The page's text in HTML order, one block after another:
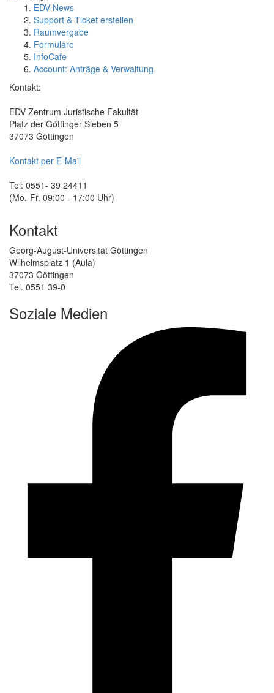
EDV-News
Support & Ticket erstellen
Raumvergabe
Formulare
InfoCafe
Account: Anträge & Verwaltung
Kontakt:
EDV-Zentrum Juristische Fakultät
Platz der Göttinger Sieben 5
37073 Göttingen
Kontakt per E-Mail
Tel: 0551- 39 24411
(Mo.-Fr. 09:00 - 17:00 Uhr)
Kontakt
Georg-August-Universität Göttingen
Wilhelmsplatz 1 (Aula)
37073 Göttingen
Tel. 0551 39-0
Soziale Medien